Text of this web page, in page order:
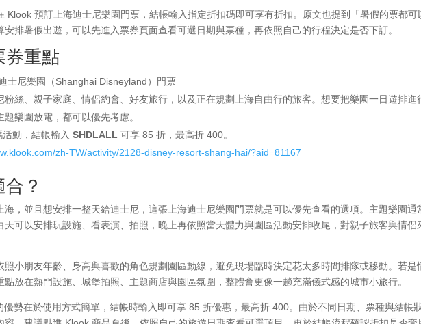
Klook 預訂上海迪士尼樂園門票，結帳輸入指定折扣碼即可享有折扣。原文也提到「暑假的票都可
安排暑假出遊，可以先進入票券頁面查看可選日期與票種，再依照自己的行程決定是否下訂。
券重點
尼樂園（Shanghai Disneyland）門票
粉絲、親子家庭、情侶約會、好友旅行，以及正在規劃上海自由行的旅客。想要把樂園一日遊排進
樂園放電，都可以優先考慮。
活動，結帳輸入SHDLALL 可享 85 折，最高折 400。
zh-TW/activity/2128-disney-resort-shang-hai/?aid=81167
？
海，並且想安排一整天給迪士尼，這張上海迪士尼樂園門票就是可以優先查看的選項。主題樂園通
天可以安排玩設施、看表演、拍照，晚上再依照當天體力與園區活動安排收尾，對親子旅客與情侶
照小朋友年齡、身高與喜歡的角色規劃園區動線，避免現場臨時決定花太多時間排隊或移動。若是
放在熱門設施、城堡拍照、主題商店與園區氛圍，整體會更像一趟充滿儀式感的城市小旅行。
優勢在於使用方式簡單，結帳時輸入即可享 85 折優惠，最高折 400。由於不同日期、票種與結帳